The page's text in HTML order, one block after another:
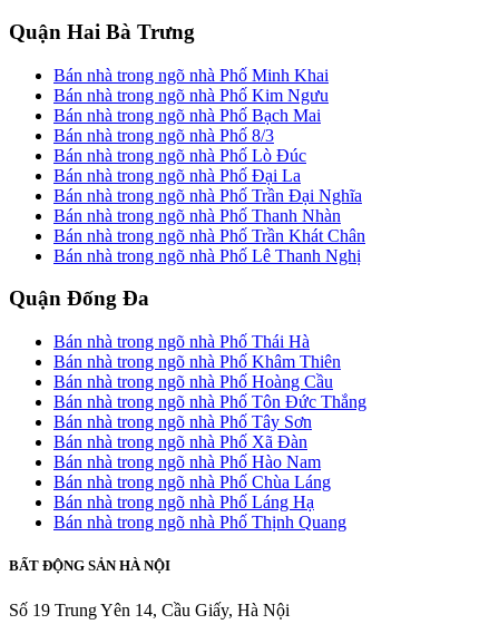
Quận Hai Bà Trưng
Bán nhà trong ngõ nhà Phố Minh Khai
Bán nhà trong ngõ nhà Phố Kim Ngưu
Bán nhà trong ngõ nhà Phố Bạch Mai
Bán nhà trong ngõ nhà Phố 8/3
Bán nhà trong ngõ nhà Phố Lò Đúc
Bán nhà trong ngõ nhà Phố Đại La
Bán nhà trong ngõ nhà Phố Trần Đại Nghĩa
Bán nhà trong ngõ nhà Phố Thanh Nhàn
Bán nhà trong ngõ nhà Phố Trần Khát Chân
Bán nhà trong ngõ nhà Phố Lê Thanh Nghị
Quận Đống Đa
Bán nhà trong ngõ nhà Phố Thái Hà
Bán nhà trong ngõ nhà Phố Khâm Thiên
Bán nhà trong ngõ nhà Phố Hoàng Cầu
Bán nhà trong ngõ nhà Phố Tôn Đức Thắng
Bán nhà trong ngõ nhà Phố Tây Sơn
Bán nhà trong ngõ nhà Phố Xã Đàn
Bán nhà trong ngõ nhà Phố Hào Nam
Bán nhà trong ngõ nhà Phố Chùa Láng
Bán nhà trong ngõ nhà Phố Láng Hạ
Bán nhà trong ngõ nhà Phố Thịnh Quang
BẤT ĐỘNG SẢN HÀ NỘI
Số 19 Trung Yên 14, Cầu Giấy, Hà Nội